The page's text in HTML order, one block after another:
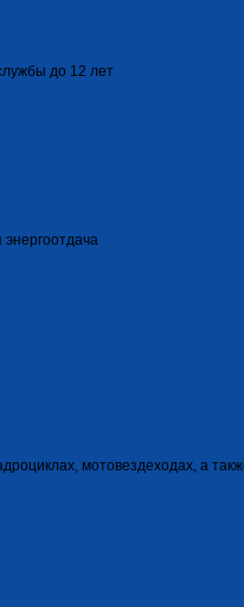
до 12 лет
мотовездеходах, а